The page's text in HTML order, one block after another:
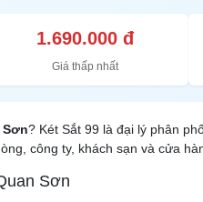
1.690.000 đ
Giá thấp nhất
Sơn? Két Sắt 99 là đại lý phân
công ty, khách sạn và cửa
Sơn